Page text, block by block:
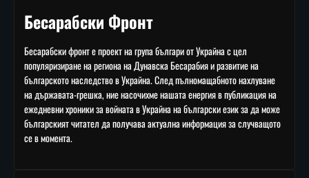
Бесарабски Фронт
Бесарабски фронт е проект на група българи от Украйна с цел
популяризиране на региона на Дунавска Бесарабия и развитие на
българското наследство в Украйна. След пълномащабното нахлуване
на държавата-грешка, ние насочихме нашата енергия в публикация на
ежедневни хроники за войната в Украйна на български език за да може
българският читател да получава актуална информация за случващото
се в момента.